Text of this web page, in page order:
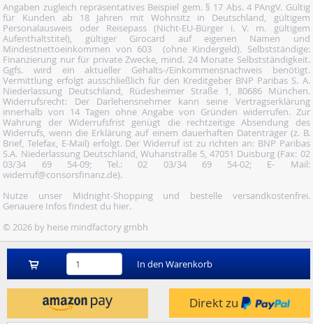
In den Warenkorb
Direkt zu
Angaben zugleich repräsentatives Beispiel gem. § 17 Abs. 4 PAngV. Gültig
für Kunden ab 18 Jahren mit Wohnsitz in Deutschland, gültigem
Personalausweis oder Reisepass (Nicht-EU-Bürger i. V. m. gültigem
Aufenthaltstitel), gültiger Girocard auf eigenen Namen und
Mindestnettoeinkommen von 603  (ohne Kindergeld). Selbstständige:
Finanzierung nur für private Zwecke, mind. 24 Monate Selbstständigkeit.
Ggfs. wird ein aktueller Gehalts-/Einkommensnachweis benötigt.
Vermittlung erfolgt ausschließlich für den Kreditgeber BNP Paribas S. A.
Niederlassung Deutschland, Rüdesheimer Straße 1, 80686 München.
Widerrufsrecht: Der Darlehensnehmer kann seine Vertragserklärung
innerhalb von 14 Tagen ohne Angabe von Gründen widerrufen. Zur
Wahrung der Widerrufsfrist genügt die rechtzeitige Absendung des
Widerrufs, wenn die Erklärung auf einem dauerhaften Datenträger (z. B.
Brief, Telefax, E-Mail) erfolgt. Der Widerruf ist zu richten an: BNP Paribas
S.A. Niederlassung Deutschland, Wuhanstraße 5, 47051 Duisburg (Fax: 02
03/34 69 54-09; Tel.: 02 03/34 69 54-02; E- Mail:
widerruf@consorsfinanz.de).
Nutze unser Midnight-Shopping und bestelle versandkostenfrei.
Genauere Infos findest du hier.
© 2026 by heise mindfactory gmbh